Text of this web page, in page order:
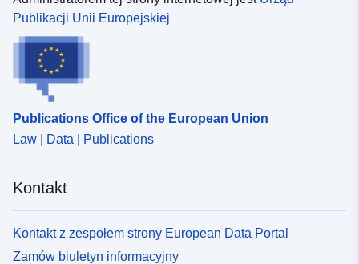
Publikacji Unii Europejskiej
Publications Office of the European Union
Law | Data | Publications
Kontakt
Kontakt z zespołem strony European Data Portal
Zamów biuletyn informacyjny